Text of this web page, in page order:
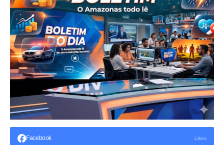
Facebook Likes